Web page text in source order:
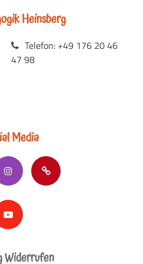
Heinsberg
Telefon: +49 176 20 46
47 98
Media
Widerrufen